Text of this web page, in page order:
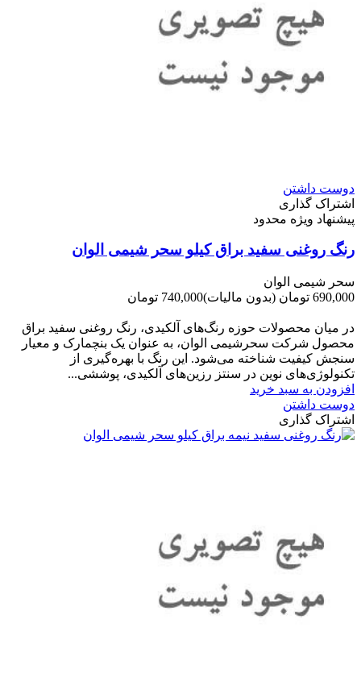
دوست داشتن
اشتراک گذاری
پیشنهاد ویژه محدود
رنگ روغنی سفید براق کیلو سحر شیمی الوان
سحر شیمی الوان
690,000 تومان
(بدون مالیات)740,000 تومان
در میان محصولات حوزه رنگ‌های آلکیدی، رنگ روغنی سفید براق
محصول شرکت سحرشیمی الوان، به عنوان یک بنچمارک و معیار
سنجش کیفیت شناخته می‌شود. این رنگ با بهره‌گیری از
تکنولوژی‌های نوین در سنتز رزین‌های آلکیدی، پوششی...
افزودن به سبد خرید
دوست داشتن
اشتراک گذاری